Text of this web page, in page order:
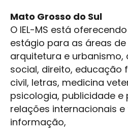
Mato Grosso do Sul
O IEL-MS está
estágio para as áreas
arquitetura e urbanismo,
social, direito, educação
civil, letras, medicina
psicologia, publicidade e
relações internacionais
informação,